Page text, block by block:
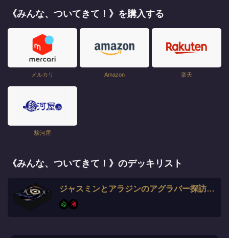
《みんな、ついてきて！》を購入する
メルカリ Amazon 楽天
駿河屋
《みんな、ついてきて！》のデッキリスト
ジャスミンとアラジンのアグラバー探訪デッキ